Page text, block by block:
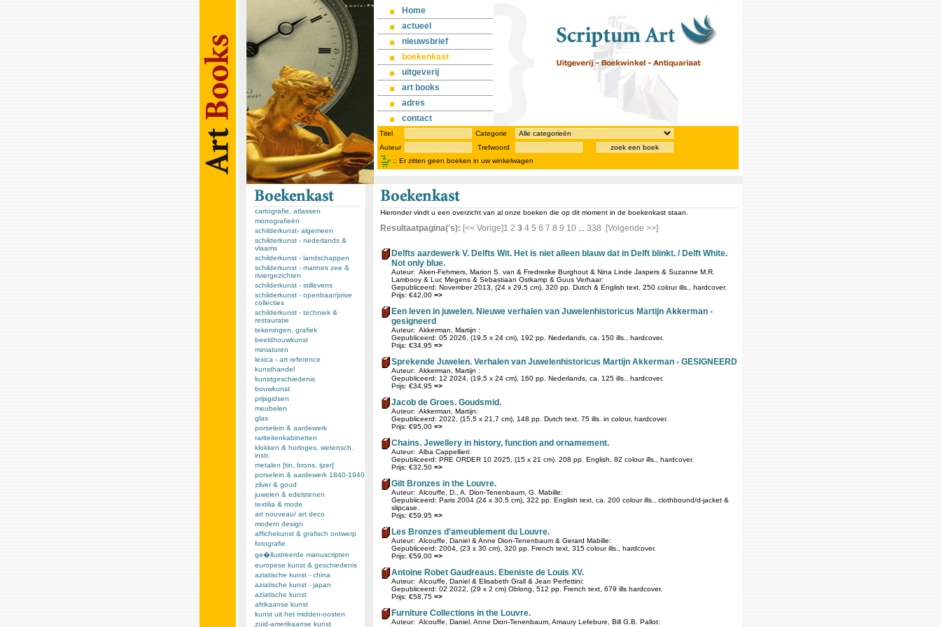
Home
actueel
nieuwsbrief
boekenkast
uitgeverij
art books
adres
contact
Titel
Categorie
Auteur
Trefwoord
zoek een boek
:: Er zitten geen boeken in uw winkelwagen
cartografie, atlassen
monografieën
schilderkunst- algemeen
schilderkunst - nederlands &
vlaams
schilderkunst - landschappen
schilderkunst - marines zee &
riviergezichten
schilderkunst - stillevens
schilderkunst - openbaar/prive
collecties
schilderkunst - techniek &
restauratie
tekeningen, grafiek
beeldhouwkunst
miniaturen
lexica - art reference
kunsthandel
kunstgeschiedenis
bouwkunst
prijsgidsen
meubelen
glas
porselein & aardewerk
rariteitenkabinetten
klokken & horloges, wetensch.
instr.
metalen [tin, brons, ijzer]
porselein & aardewerk 1840-1940
zilver & goud
juwelen & edelstenen
textilia & mode
art nouveau/ art deco
modern design
affichekunst & grafisch ontwerp
fotografie
ge�llustreerde manuscripten
europese kunst & geschiedenis
aziatische kunst - china
aziatische kunst - japan
aziatische kunst
afrikaanse kunst
kunst uit het midden-oosten
zuid-amerikaanse kunst
Hieronder vindt u een overzicht van al onze boeken die op dit moment in de boekenkast staan.
Resultaatpagina('s): [<< Vorige]1 2 3 4 5 6 7 8 9 10... 338 [Volgende >>]
Delfts aardewerk V. Delfts Wit. Het is niet alleen blauw dat in Delft blinkt. / Delft White.
Not only blue.
Auteur: Aken-Fehmers, Marion S. van & Fredrerike Burghout & Nina Linde Jaspers & Suzanne M.R.
Lambooy & Luc Megens & Sebastiaan Ostkamp & Guus Verhaar:
Gepubliceerd: November 2013, (24 x 29,5 cm), 320 pp. Dutch & English text, 250 colour ills., hardcover.
Prijs: €42,00 =>
Een leven in juwelen. Nieuwe verhalen van Juwelenhistoricus Martijn Akkerman -
gesigneerd
Auteur: Akkerman, Martijn :
Gepubliceerd: 05 2026, (19,5 x 24 cm), 192 pp. Nederlands, ca. 150 ills., hardcover.
Prijs: €34,95 =>
Sprekende Juwelen. Verhalen van Juwelenhistoricus Martijn Akkerman - GESIGNEERD
Auteur: Akkerman, Martijn :
Gepubliceerd: 12 2024, (19,5 x 24 cm), 160 pp. Nederlands, ca. 125 ills., hardcover.
Prijs: €34,95 =>
Jacob de Groes. Goudsmid.
Auteur: Akkerman, Martijn:
Gepubliceerd: 2022, (15,5 x 21,7 cm), 148 pp. Dutch text, 75 ills. in colour, hardcover.
Prijs: €95,00 =>
Chains. Jewellery in history, function and ornamement.
Auteur: Alba Cappellieri:
Gepubliceerd: PRE ORDER 10 2025, (15 x 21 cm). 208 pp. English, 82 colour ills., hardcover.
Prijs: €32,50 =>
Gilt Bronzes in the Louvre.
Auteur: Alcouffe, D., A. Dion-Tenenbaum, G. Mabille:
Gepubliceerd: Paris 2004 (24 x 30,5 cm), 322 pp. English text, ca. 200 colour ills., clothbound/d-jacket &
slipcase.
Prijs: €59,95 =>
Les Bronzes d'ameublement du Louvre.
Auteur: Alcouffe, Daniel & Anne Dion-Tenenbaum & Gerard Mabille:
Gepubliceerd: 2004, (23 x 30 cm), 320 pp. French text, 315 colour ills., hardcover.
Prijs: €59,00 =>
Antoine Robet Gaudreaus. Ebeniste de Louis XV.
Auteur: Alcouffe, Daniel & Elisabeth Grall & Jean Perfettini:
Gepubliceerd: 02 2022, (29 x 2 cm) Oblong, 512 pp. French text, 679 ills hardcover.
Prijs: €58,75 =>
Furniture Collections in the Louvre.
Auteur: Alcouffe, Daniel. Anne Dion-Tenenbaum, Amaury Lefebure, Bill G.B. Pallot: